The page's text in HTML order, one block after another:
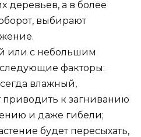
деревьев, а в более
выбирают
или с небольшим
факторы:
влажный,
приводить к загниванию
и даже гибели;
будет пересыхать,